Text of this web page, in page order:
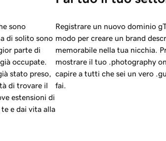
sono
di solito sono
parte di
occupate.
stato preso,
di trovare il
estensioni di
e dai vita alla
Registrare un nuovo dominio
modo per creare un brand
memorabile nella tua nicchia.
mostrare il tuo .photography
capire a tutti che sei un vero
fai.